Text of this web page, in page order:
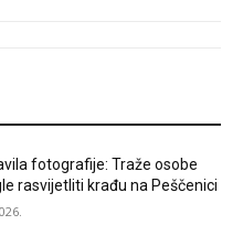
fotografije: Traže osobe
rasvijetliti krađu na Peščenici